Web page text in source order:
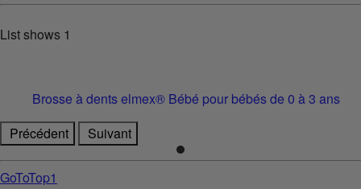
List shows 1
Brosse à dents elmex® Bébé pour bébés de 0 à 3 ans
Précédent
Suivant
GoToTop1